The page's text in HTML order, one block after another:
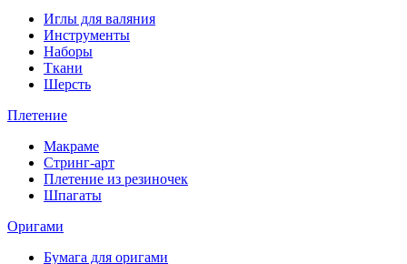
Иглы для валяния
Инструменты
Наборы
Ткани
Шерсть
Плетение
Макраме
Стринг-арт
Плетение из резиночек
Шпагаты
Оригами
Бумага для оригами